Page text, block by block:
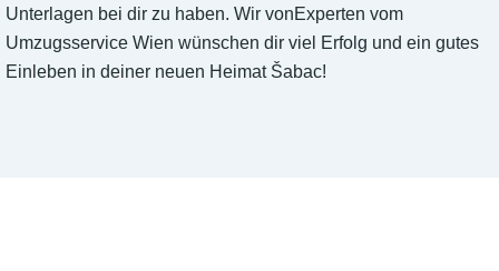
Unterlagen bei dir zu haben. Wir vonExperten vom
Umzugsservice Wien wünschen dir viel Erfolg und ein gutes
Einleben in deiner neuen Heimat Šabac!